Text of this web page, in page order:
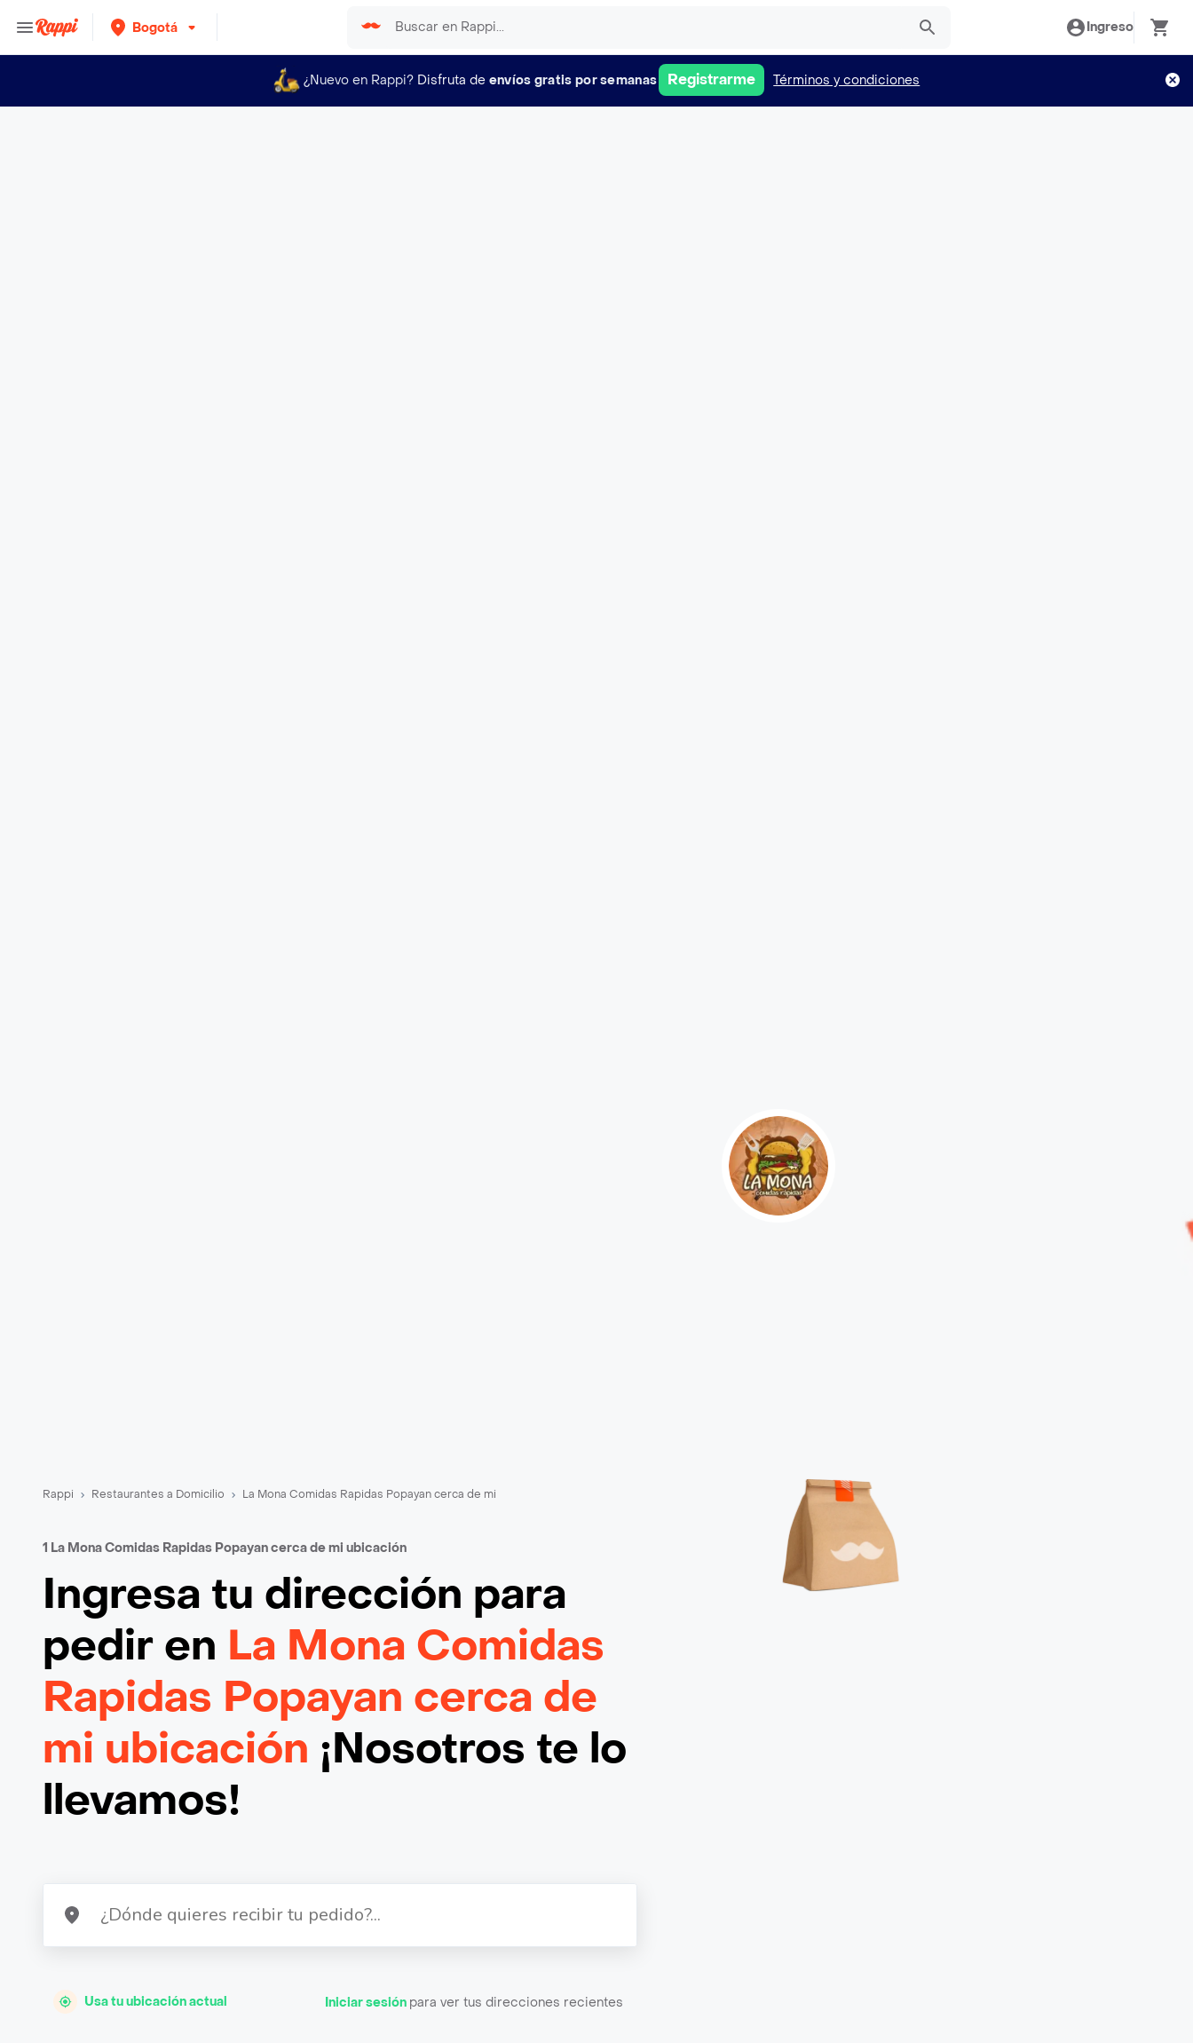
Bogotá Ingreso
¿Nuevo en Rappi? Disfruta de envíos gratis por semanas Registrarme Términos y condiciones
Rappi Restaurantes a Domicilio La Mona Comidas Rapidas Popayan cerca de mi
1 La Mona Comidas Rapidas Popayan cerca de mi ubicación
Ingresa tu dirección para
pedir en La Mona Comidas
Rapidas Popayan cerca de
mi ubicación ¡Nosotros te lo
llevamos!
Usa tu ubicación actual Iniciar sesión para ver tus direcciones recientes